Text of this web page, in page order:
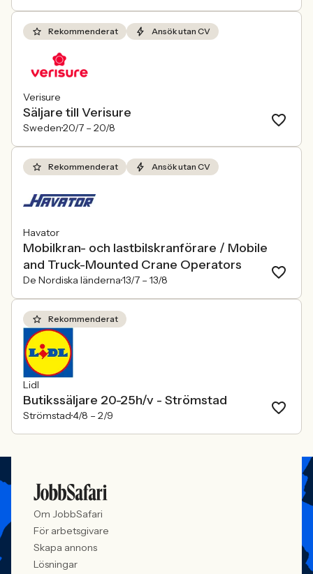
Rekommenderat Ansök utan CV
Verisure
Säljare till Verisure
Sweden20/7 – 20/8
Rekommenderat Ansök utan CV
Havator
Mobilkran- och lastbilskranförare / Mobile
and Truck-Mounted Crane Operators
De Nordiska länderna13/7 – 13/8
Rekommenderat
Lidl
Butikssäljare 20-25h/v - Strömstad
Strömstad4/8 – 2/9
Om JobbSafari
För arbetsgivare
Skapa annons
Lösningar